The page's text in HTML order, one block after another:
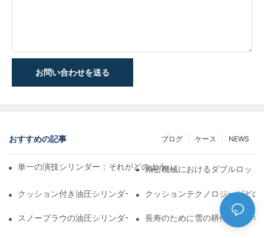
お問い合わせを送る
おすすめの記事 NEWS
ケース
ブログ
単一の演技シリンダー：それがどのように機能するか&一般的な
精密機械におけるダブルロッド
クッション付き油圧シリンダー：寿命を延ばす衝撃&の削減
クッションテクノロジーがど
スノープラウの油圧シリンダー：厳しい冬の状態の重要な機能
長寿のために雪の耕作を維持す